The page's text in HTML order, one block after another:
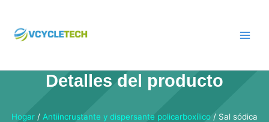
contenido
Detalles del producto
Hogar / Antiincrustante y dispersante policarboxílico / Sal sódica